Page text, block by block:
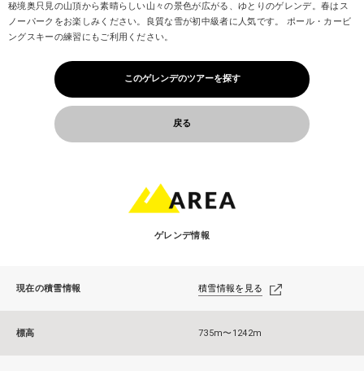
秘境奥只見の山頂から素晴らしい山々の景色が広がる、ゆとりのゲレンデ。春はス
ノーパークをお楽しみください。良質な雪が初中級者に人気です。 ポール・カービ
ングスキーの練習にもご利用ください。
このゲレンデのツアーを探す
戻る
ゲレンデ情報
現在の積雪情報 積雪情報を見る
標高 735m〜1242m